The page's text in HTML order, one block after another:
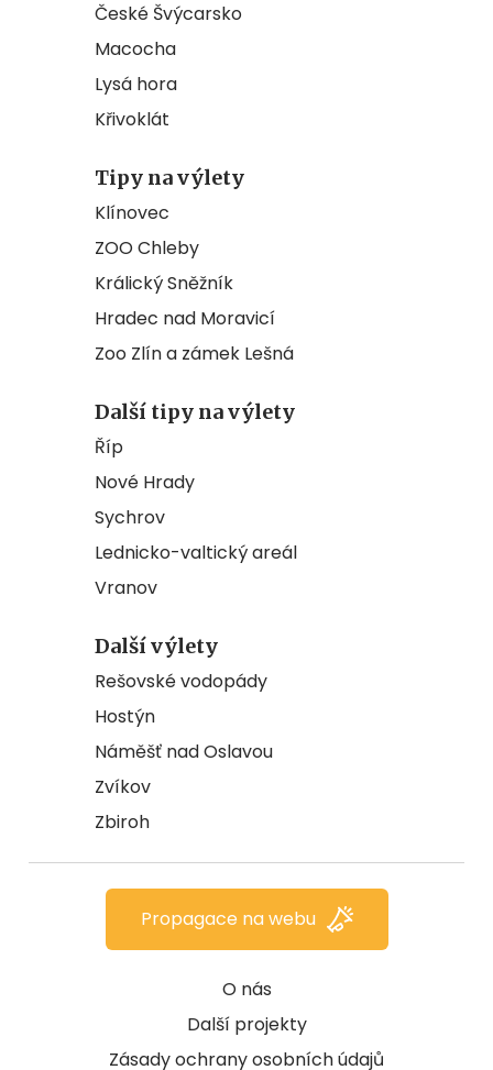
České Švýcarsko
Macocha
Lysá hora
Křivoklát
Tipy na výlety
Klínovec
ZOO Chleby
Králický Sněžník
Hradec nad Moravicí
Zoo Zlín a zámek Lešná
Další tipy na výlety
Říp
Nové Hrady
Sychrov
Lednicko-valtický areál
Vranov
Další výlety
Rešovské vodopády
Hostýn
Náměšť nad Oslavou
Zvíkov
Zbiroh
O nás
Další projekty
Zásady ochrany osobních údajů
Propagace na webu